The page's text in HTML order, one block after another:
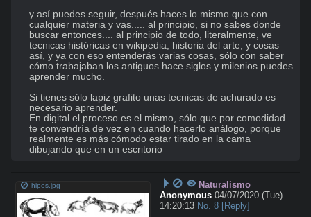
y así puedes seguir, después haces lo mismo que con
cualquier materia y vas..... al principio, si no sabes donde
buscar entonces.... al principio de todo, literalmente, ve
tecnicas históricas en wikipedia, historia del arte, y cosas
así, y ya con eso entenderás varias cosas, sólo con saber
cómo trabajaban los antiguos hace siglos y milenios puedes
aprender mucho.
Si tienes sólo lapiz grafito unas tecnicas de achurado es
necesario aprender.
En digital el proceso es el mismo, sólo que por comodidad
te convendría de vez en cuando hacerlo análogo, porque
realmente es más cómodo estar tirado en la cama
dibujando que en un escritorio
hipos.jpg
Naturalismo
Anonymous 04/07/2020 (Tue)
14:20:13 No. 8 [Reply]